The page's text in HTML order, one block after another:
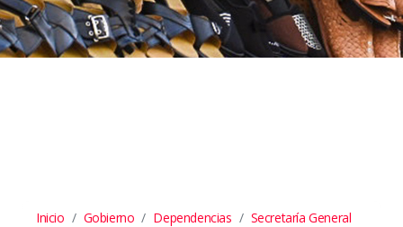
Inicio Gobierno Dependencias
Secretaría General